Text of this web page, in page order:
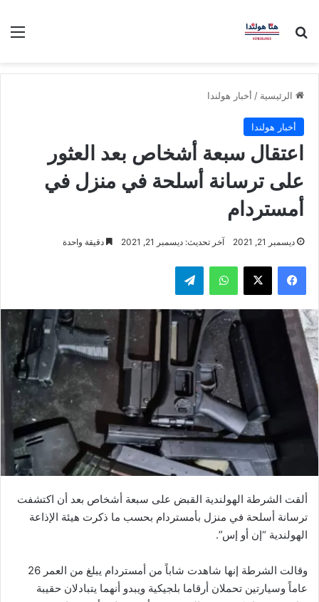
بحث عن
الرئيسية / أخبار هولندا
أخبار هولندا
اعتقال سبعة أشخاص بعد العثور
على ترسانة أسلحة في منزل في
أمستردام
ديسمبر 21, 2021 آخر تحديث: ديسمبر 21, 2021 دقيقة واحدة
فيسبوك ‫X واتساب تيلقرام
ألقت الشرطة الهولندية القبض على سبعة أشخاص بعد أن اكتشفت
ترسانة أسلحة في منزل بأمستردام بحسب ما ذكرت هيئة الإذاعة
الهولندية “إن أو إس”.
وقالت الشرطة إنها شاهدت شاباً من أمستردام يبلغ من العمر 26
عاماً وسيارتين تحملان أرقاما بلجيكية ويبدو أنهما يتبادلان حقيبة